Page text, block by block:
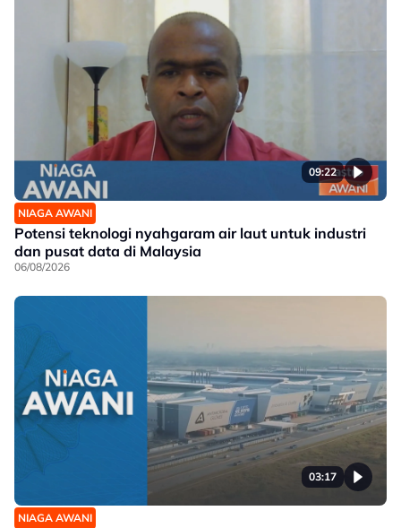
09:22
NIAGA AWANI
Potensi teknologi nyahgaram air laut untuk industri
dan pusat data di Malaysia
06/08/2026
03:17
NIAGA AWANI